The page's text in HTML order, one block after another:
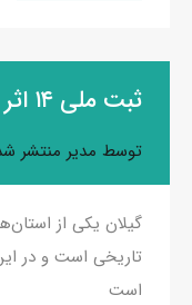
ثبت ملی ۱۴ اثر تاریخی و صنعتی گیلان
توسط مدیر منتشر
گیلان یکی از
تاریخی است و در
است